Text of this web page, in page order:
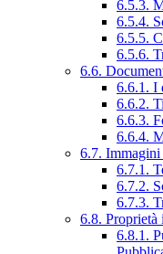
6.5.3.
6.5.4.
6.5.5.
6.5.6.
6.6.
6.6.1. I
6.6.2.
6.6.3.
6.6.4.
6.7. Immagini
6.7.1.
6.7.2.
6.7.3.
6.8. Proprietà
6.8.1.